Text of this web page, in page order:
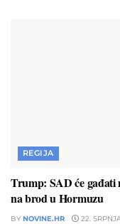
REGIJA
Trump: SAD će gađati
na brod u Hormuzu
BY NOVINE.HR 22.